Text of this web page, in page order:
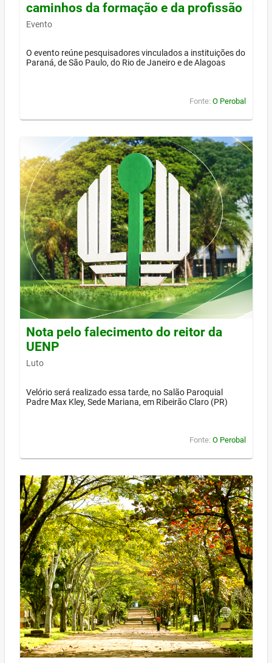
caminhos da formação e da profissão
Evento
O evento reúne pesquisadores vinculados a instituições do
Paraná, de São Paulo, do Rio de Janeiro e de Alagoas
Fonte: O Perobal
Nota pelo falecimento do reitor da
UENP
Luto
Velório será realizado essa tarde, no Salão Paroquial
Padre Max Kley, Sede Mariana, em Ribeirão Claro (PR)
Fonte: O Perobal